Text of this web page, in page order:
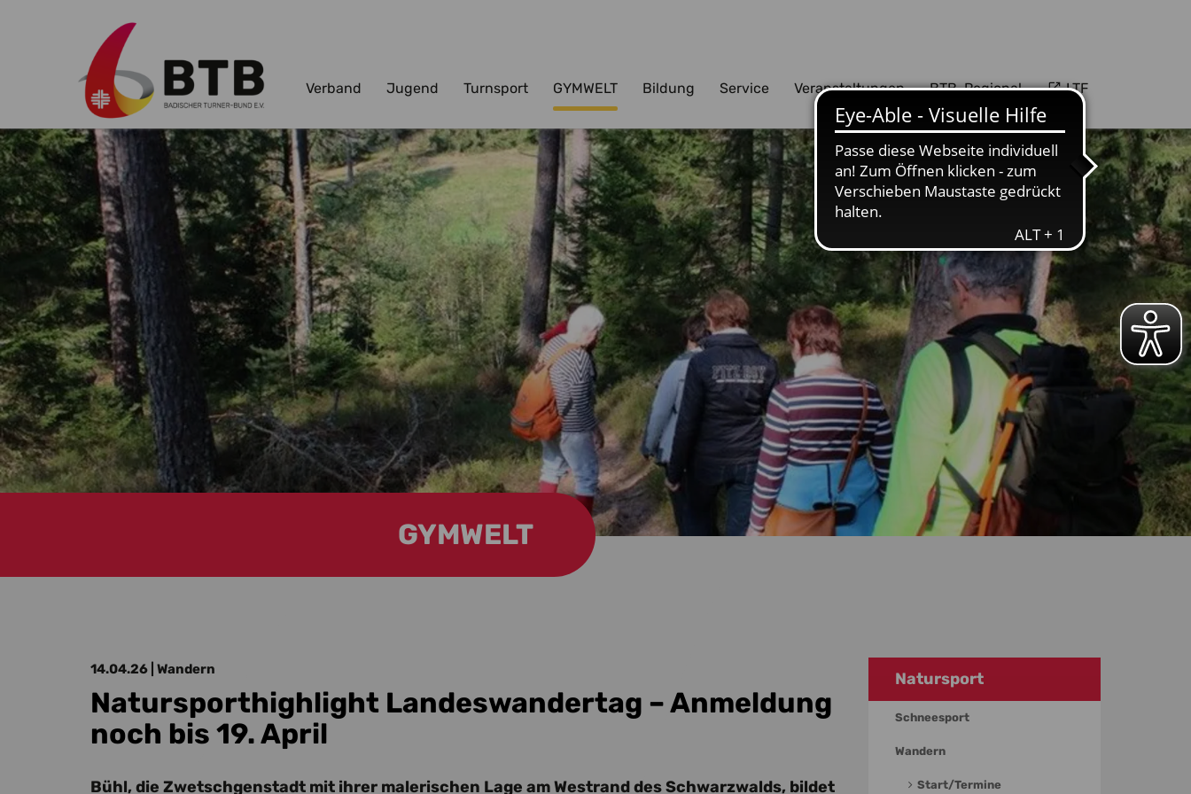
Zum Hauptinhalt springen
Verband Jugend Turnsport GYMWELT Bildung Service Veranstaltungen BTB-Regional LTF
GYMWELT
14.04.26 | Wandern
Natursporthighlight Landeswandertag – Anmeldung
noch bis 19. April
Bühl, die Zwetschgenstadt mit ihrer malerischen Lage am Westrand des Schwarzwalds, bildet
Natursport
Schneesport
Wandern
Start/Termine